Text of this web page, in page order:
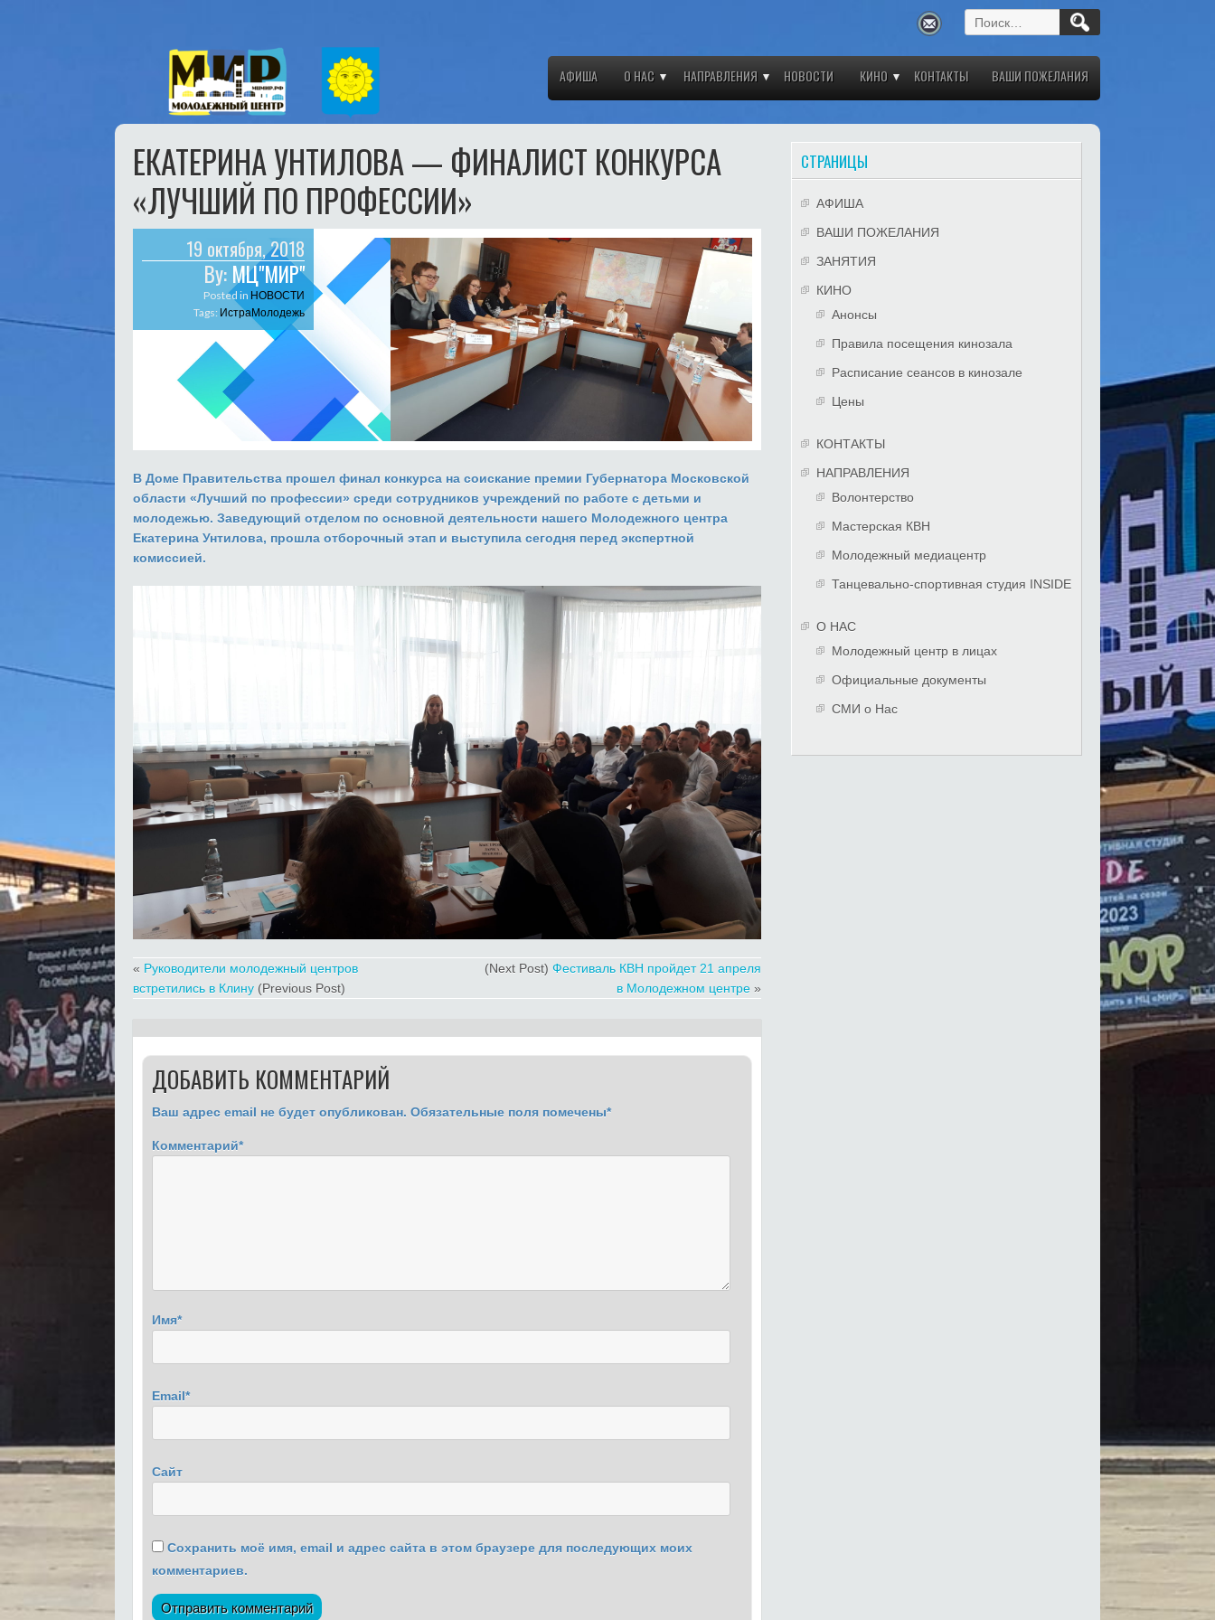
Найти:
АФИША О НАС НАПРАВЛЕНИЯ НОВОСТИ КИНО КОНТАКТЫ ВАШИ ПОЖЕЛАНИЯ
ЕКАТЕРИНА УНТИЛОВА — ФИНАЛИСТ КОНКУРСА
«ЛУЧШИЙ ПО ПРОФЕССИИ»
19 октября, 2018
By: МЦ"МИР"
Posted in НОВОСТИ
Tags: ИстраМолодежь
В Доме Правительства прошел финал конкурса на соискание премии Губернатора Московской
области «Лучший по профессии» среди сотрудников учреждений по работе с детьми и
молодежью. Заведующий отделом по основной деятельности нашего Молодежного центра
Екатерина Унтилова, прошла отборочный этап и выступила сегодня перед экспертной
комиссией.
« Руководители молодежный центров
встретились в Клину (Previous Post)
(Next Post) Фестиваль КВН пройдет 21 апреля
в Молодежном центре »
ДОБАВИТЬ КОММЕНТАРИЙ
Ваш адрес email не будет опубликован. Обязательные поля помечены*
Комментарий*
Имя*
Email*
Сайт
Сохранить моё имя, email и адрес сайта в этом браузере для последующих моих
комментариев.
СТРАНИЦЫ
АФИША
ВАШИ ПОЖЕЛАНИЯ
ЗАНЯТИЯ
КИНО
Анонсы
Правила посещения кинозала
Расписание сеансов в кинозале
Цены
КОНТАКТЫ
НАПРАВЛЕНИЯ
Волонтерство
Мастерская КВН
Молодежный медиацентр
Танцевально-спортивная студия INSIDE
О НАС
Молодежный центр в лицах
Официальные документы
СМИ о Нас